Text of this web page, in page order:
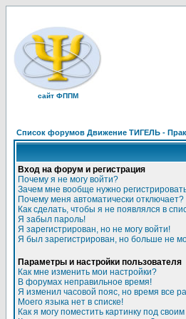
сайт ФППМ
Список форумов Движение ТИГЕЛЬ -
Вход на форум и регистрация
Почему я не могу войти?
Зачем мне вообще нужно
Почему меня автоматически отключает?
Как сделать, чтобы я не появлялся в
Я забыл пароль!
Я зарегистрирован, но не могу войти!
Я был зарегистрирован, но больше не
Параметры и настройки пользователя
Как мне изменить мои настройки?
В форумах неправильное время!
Я изменил часовой пояс, но время все
Моего языка нет в списке!
Как я могу поместить картинку под